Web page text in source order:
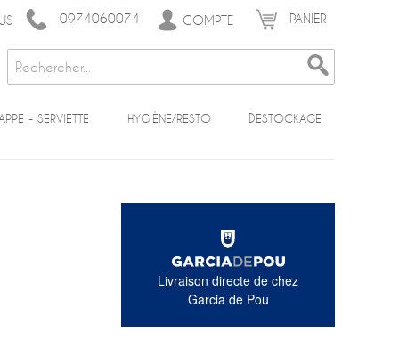
0974060074 COMPTE PANIER
- SERVIETTE HYGIÈNE/RESTO DESTOCKAGE
Livraison directe de chez
Garcia de Pou